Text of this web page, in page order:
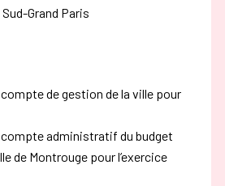
Grand Paris
de gestion de la ville pour
administratif du budget
de Montrouge pour l’exercice